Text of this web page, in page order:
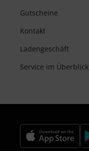
Gutscheine
Kontakt
Ladengeschäft
Service im Überblick